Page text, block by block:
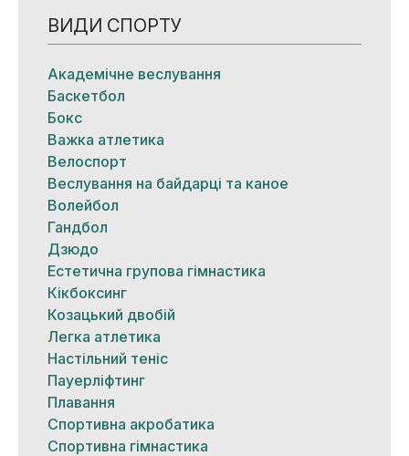
ВИДИ СПОРТУ
Академічне веслування
Баскетбол
Бокс
Важка атлетика
Велоспорт
Веслування на байдарці та каное
Волейбол
Гандбол
Дзюдо
Естетична групова гімнастика
Кікбоксинг
Козацький двобій
Легка атлетика
Настільний теніс
Пауерліфтинг
Плавання
Спортивна акробатика
Спортивна гімнастика